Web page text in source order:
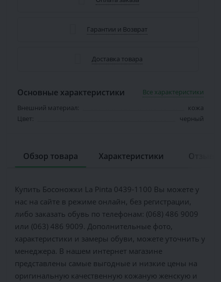
Гарантии и Возврат
Доставка товара
Основные характеристики
Все характеристики
Внешний материал:
кожа
Цвет:
черный
Обзор товара Характеристики
Купить Босоножки La Pinta 0439-1100 Вы можете у
нас на сайте в режиме онлайн, без регистрации,
либо заказать обувь по телефонам: (068) 486 9009
или (063) 486 9009. Дополнительные фото,
характеристики и замеры обуви, можете уточнить у
менеджера. В нашем интернет магазине
представлены самые выгодные и низкие цены на
оригинальную качественную кожаную женскую и